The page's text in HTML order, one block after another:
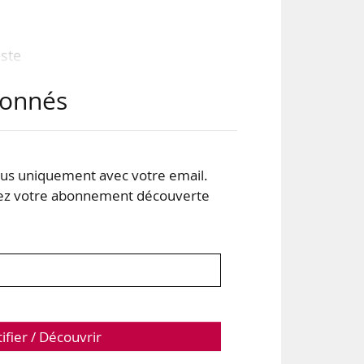
uniquement avec votre email.
votre abonnement découverte
/ Découvrir